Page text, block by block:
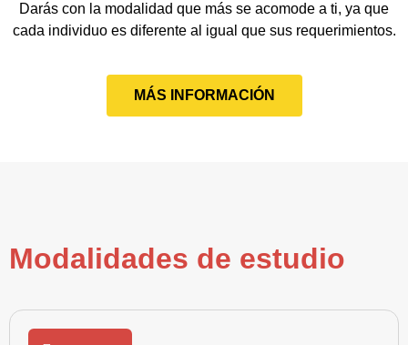
Darás con la modalidad que más se acomode a ti, ya que
cada individuo es diferente al igual que sus requerimientos.
MÁS INFORMACIÓN
Modalidades de estudio